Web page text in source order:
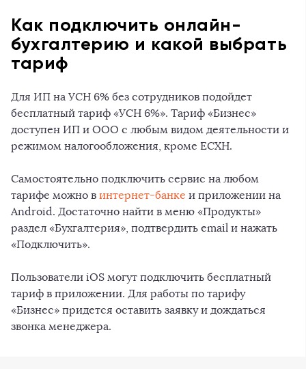
Как подключить онлайн-
бухгалтерию и какой выбрать
тариф
Для ИП на УСН 6% без сотрудников подойдет
бесплатный тариф «УСН 6%». Тариф «Бизнес»
доступен ИП и ООО с любым видом деятельности и
режимом налогообложения, кроме ЕСХН.
Самостоятельно подключить сервис на любом
тарифе можно в интернет-банке и приложении на
Android. Достаточно найти в меню «Продукты»
раздел «Бухгалтерия», подтвердить email и нажать
«Подключить».
Пользователи iOS могут подключить бесплатный
тариф в приложении. Для работы по тарифу
«Бизнес» придется оставить заявку и дождаться
звонка менеджера.